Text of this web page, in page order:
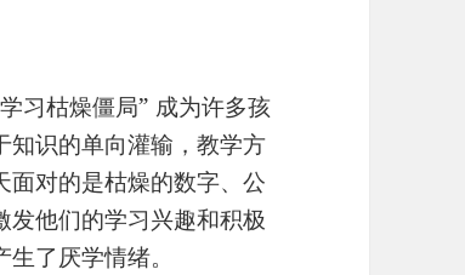
习枯燥僵局” 成为许多孩
知识的单向灌输，教学方
面对的是枯燥的数字、公
发他们的学习兴趣和积极
了厌学情绪。